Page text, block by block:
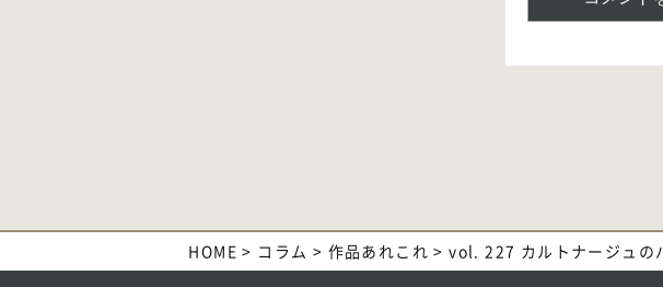
HOME > コラム > 作品あれこれ >vol. 227 カルトナージュの